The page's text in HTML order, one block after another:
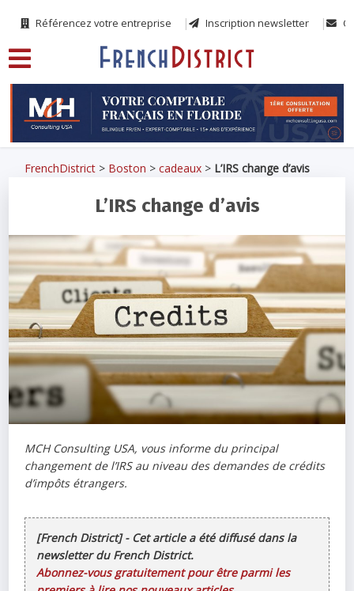
Référencez votre entreprise Inscription newsletter
FrenchDistrict > Boston >cadeaux > L’IRS change d’avis
L’IRS change d’avis
MCH Consulting USA, vous informe du principal
changement de l’IRS au niveau des demandes de crédits
d’impôts étrangers.
[French District] - Cet article a été diffusé dans la
newsletter du French District.
Abonnez-vous gratuitement pour être parmi les